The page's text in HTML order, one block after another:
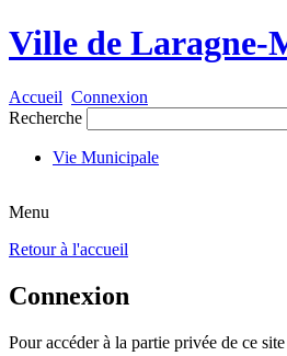
Ville de Laragne-
Accueil Connexion
Recherche
Vie Municipale
Menu
Retour à l'accueil
Connexion
Pour accéder à la partie privée de ce